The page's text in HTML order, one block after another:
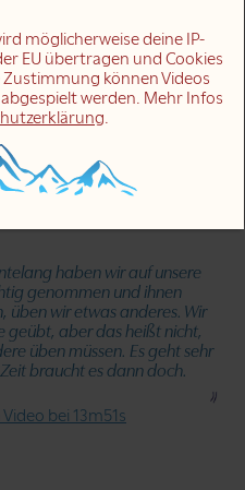
nie zuvor im Leben getan
uns auf unsere Gedanken
und haben ihnen
wir etwas anderes. Und
haben, dann heißt es
andere üben müssen. Es geht
braucht es dann doch.
haben wir auf unsere
genommen und ihnen
wir etwas anderes. Wir
geübt, aber das heißt nicht,
üben müssen. Es geht sehr
braucht es dann doch.
bei 13m51s
möglicherweise deine IP-
EU übertragen und Cookies
können Videos
werden. Mehr Infos
.